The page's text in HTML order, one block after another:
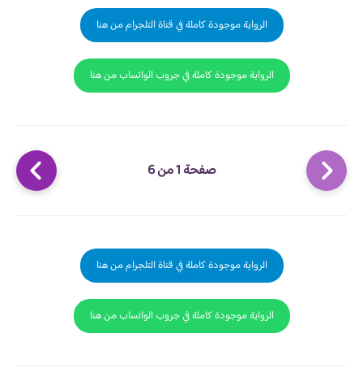
الرواية موجودة كاملة في قناة التلجرام من هنا
الرواية موجودة كاملة في جروب الواتساب من هنا
صفحة 1 من 6
الرواية موجودة كاملة في قناة التلجرام من هنا
الرواية موجودة كاملة في جروب الواتساب من هنا